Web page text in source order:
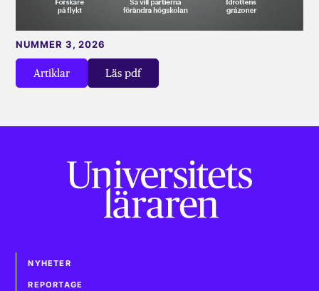
Artiklar Läs pdf
NUMMER 3, 2026
NYHETER
REPORTAGE